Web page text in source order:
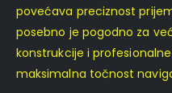
povećava preciznost
posebno je pogodno za
konstrukcije i
maksimalna točnost